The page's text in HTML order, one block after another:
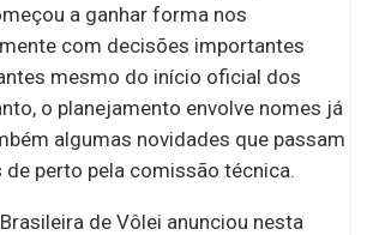
a ganhar forma nos
com decisões importantes
mesmo do início oficial dos
o planejamento envolve nomes já
algumas novidades que passam
de perto pela comissão técnica.
de Vôlei anunciou nesta